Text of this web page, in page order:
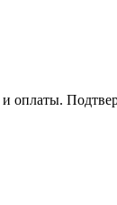
оплаты.